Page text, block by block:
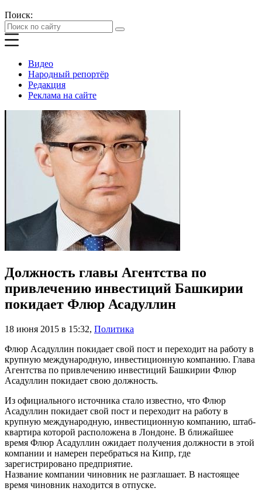
Поиск:
Видео
Народный репортёр
Редакция
Реклама на сайте
Должность главы Агентства по
привлечению инвестиций Башкирии
покидает Флюр Асадуллин
18 июня 2015 в 15:32, Политика
Флюр Асадуллин покидает свой пост и переходит на работу в
крупную международную, инвестиционную компанию. Глава
Агентства по привлечению инвестиций Башкирии Флюр
Асадуллин покидает свою должность.
Из официального источника стало известно, что Флюр
Асадуллин покидает свой пост и переходит на работу в
крупную международную, инвестиционную компанию, штаб-
квартира которой расположена в Лондоне. В ближайшее
время Флюр Асадуллин ожидает получения должности в этой
компании и намерен перебраться на Кипр, где
зарегистрировано предприятие.
Название компании чиновник не разглашает. В настоящее
время чиновник находится в отпуске.